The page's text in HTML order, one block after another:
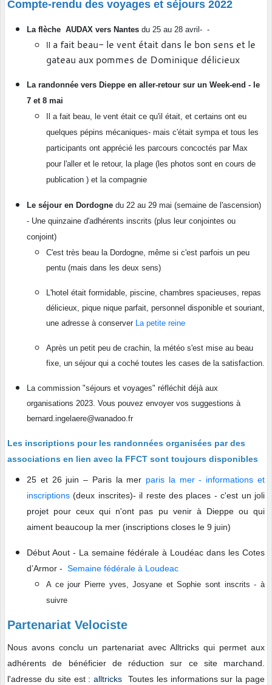
Compte-rendu des voyages et séjours 2022
La flèche AUDAX vers Nantes du 25 au 28 avril- -
a fait beau- le vent était dans le bon sens et le
gateau aux pommes de Dominique délicieux
La randonnée vers Dieppe en aller-retour sur un Week-end - le
7 et 8 mai
Il a fait beau, le vent était ce qu'il était, et certains ont eu
quelques pépins mécaniques- mais c'était sympa et tous les
participants ont apprécié les parcours concoctés par Max
pour l'aller et le retour, la plage (les photos sont en cours de
publication ) et la compagnie
Le séjour en Dordogne du 22 au 29 mai (semaine de l'ascension)
- Une quinzaine d'adhérents inscrits (plus leur conjointes ou
conjoint)
C'est très beau la Dordogne, même si c'est parfois un peu
pentu (mais dans les deux sens)
L'hotel était formidable, piscine, chambres spacieuses, repas
délicieux, pique nique parfait, personnel disponible et souriant,
une adresse à conserver La petite reine
Après un petit peu de crachin, la météo s'est mise au beau
fixe, un séjour qui a coché toutes les cases de la satisfaction.
La commission "séjours et voyages" réfléchit déjà aux
organisations 2023. Vous pouvez envoyer vos suggestions à
bernard.ingelaere@wanadoo.fr
Les inscriptions pour les randonnées organisées par des
associations en lien avec la FFCT sont toujours disponibles
25 et 26 juin – Paris la mer paris la mer - informations et
inscriptions (deux inscrites)- il reste des places - c'est un joli
projet pour ceux qui n'ont pas pu venir à Dieppe ou qui
aiment beaucoup la mer (inscriptions closes le 9 juin)
Début Aout - La semaine fédérale à Loudéac dans les Cotes
d’Armor - Semaine fédérale à Loudeac
A ce jour Pierre yves, Josyane et Sophie sont inscrits - à
suivre
Partenariat Velociste
Nous avons conclu un partenariat avec Alltricks qui permet aux
adhérents de bénéficier de réduction sur ce site marchand.
l'adresse du site est :alltricks
Toutes les informations sur la page